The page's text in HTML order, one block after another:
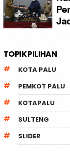
TOPIK PILIHAN
KOTA PALU
PEMKOT PALU
KOTAPALU
SULTENG
SLIDER